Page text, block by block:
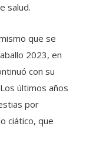
salud.
que se
2023, en
con su
últimos años
por
ciático, que